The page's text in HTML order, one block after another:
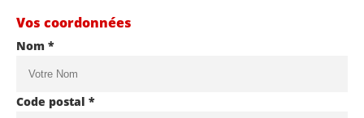
Vos coordonnées
Nom *
Code postal *